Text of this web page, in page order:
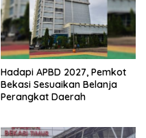
Hadapi APBD 2027, Pemkot
Bekasi Sesuaikan Belanja
Perangkat Daerah